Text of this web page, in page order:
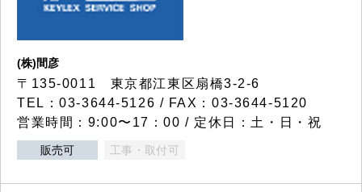
(株)間彦
〒135-0011 東京都江東区扇橋3-2-6
TEL：03-3644-5126 / FAX：03-3644-5120
営業時間：9:00〜17：00 / 定休日：土・日・祝
販売可 工事・取付可